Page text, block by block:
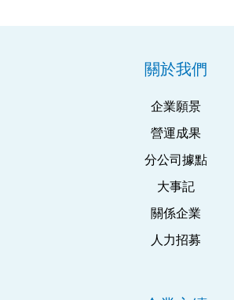
關於我們
企業願景
營運成果
分公司據點
大事記
關係企業
人力招募